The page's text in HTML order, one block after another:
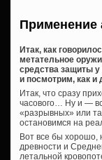
Применение
Итак, как
метательное
средства защиты у
и посмотрим, как и
Итак, что сразу
часового… Ну и —
«разрывных» или
остановимся на
Вот все бы хорошо,
древности и
летальной